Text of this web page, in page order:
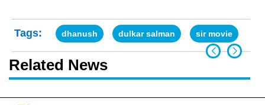
Tags: dhanush dulkar salman sir movie
Related News